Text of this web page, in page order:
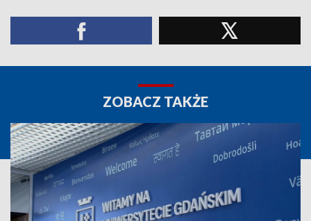
ZOBACZ TAKŻE